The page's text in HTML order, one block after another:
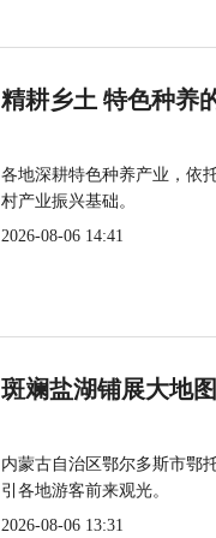
精耕乡土 特色种养
各地深耕特色种养产业，依
村产业振兴基础。
2026-08-06 14:41
斑斓盐湖铺展大地
内蒙古自治区鄂尔多斯市鄂
引各地游客前来观光。
2026-08-06 13:31